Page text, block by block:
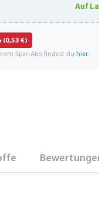
Auf
(0,53 €)
Spar-Abo findest duhier.